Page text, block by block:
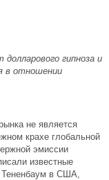
гипноза и
в отношении
не является
крахе глобальной
эмиссии
известные
Тененбаум в США,